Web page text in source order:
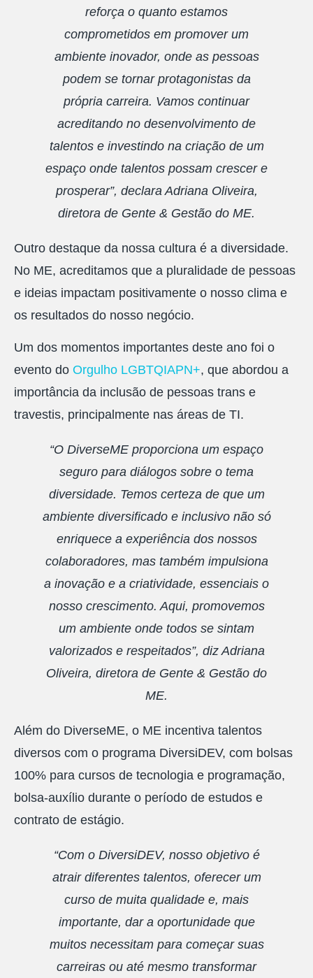
reforça o quanto estamos
comprometidos em promover um
ambiente inovador, onde as pessoas
podem se tornar protagonistas da
própria carreira. Vamos continuar
acreditando no desenvolvimento de
talentos e investindo na criação de um
espaço onde talentos possam crescer e
prosperar”, declara Adriana Oliveira,
diretora de Gente & Gestão do ME.
Outro destaque da nossa cultura é a diversidade.
No ME, acreditamos que a pluralidade de pessoas
e ideias impactam positivamente o nosso clima e
os resultados do nosso negócio.
Um dos momentos importantes deste ano foi o
evento do Orgulho LGBTQIAPN+, que abordou a
importância da inclusão de pessoas trans e
travestis, principalmente nas áreas de TI.
“O DiverseME proporciona um espaço
seguro para diálogos sobre o tema
diversidade. Temos certeza de que um
ambiente diversificado e inclusivo não só
enriquece a experiência dos nossos
colaboradores, mas também impulsiona
a inovação e a criatividade, essenciais o
nosso crescimento. Aqui, promovemos
um ambiente onde todos se sintam
valorizados e respeitados”, diz Adriana
Oliveira, diretora de Gente & Gestão do
ME.
Além do DiverseME, o ME incentiva talentos
diversos com o programa DiversiDEV, com bolsas
100% para cursos de tecnologia e programação,
bolsa-auxílio durante o período de estudos e
contrato de estágio.
“Com o DiversiDEV, nosso objetivo é
atrair diferentes talentos, oferecer um
curso de muita qualidade e, mais
importante, dar a oportunidade que
muitos necessitam para começar suas
carreiras ou até mesmo transformar